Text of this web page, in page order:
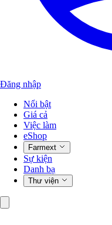
Đăng nhập
Nổi bật
Giá cả
Việc làm
eShop
Farmext
Sự kiện
Danh bạ
Thư viện